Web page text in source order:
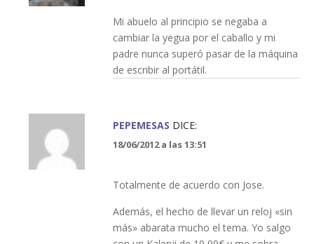
Mi abuelo al principio se negaba a
cambiar la yegua por el caballo y mi
padre nunca superó pasar de la máquina
de escribir al portátil.
PEPEMESAS DICE:
18/06/2012 a las 13:51
Totalmente de acuerdo con Jose.
Además, el hecho de llevar un reloj «sin
más» abarata mucho el tema. Yo salgo